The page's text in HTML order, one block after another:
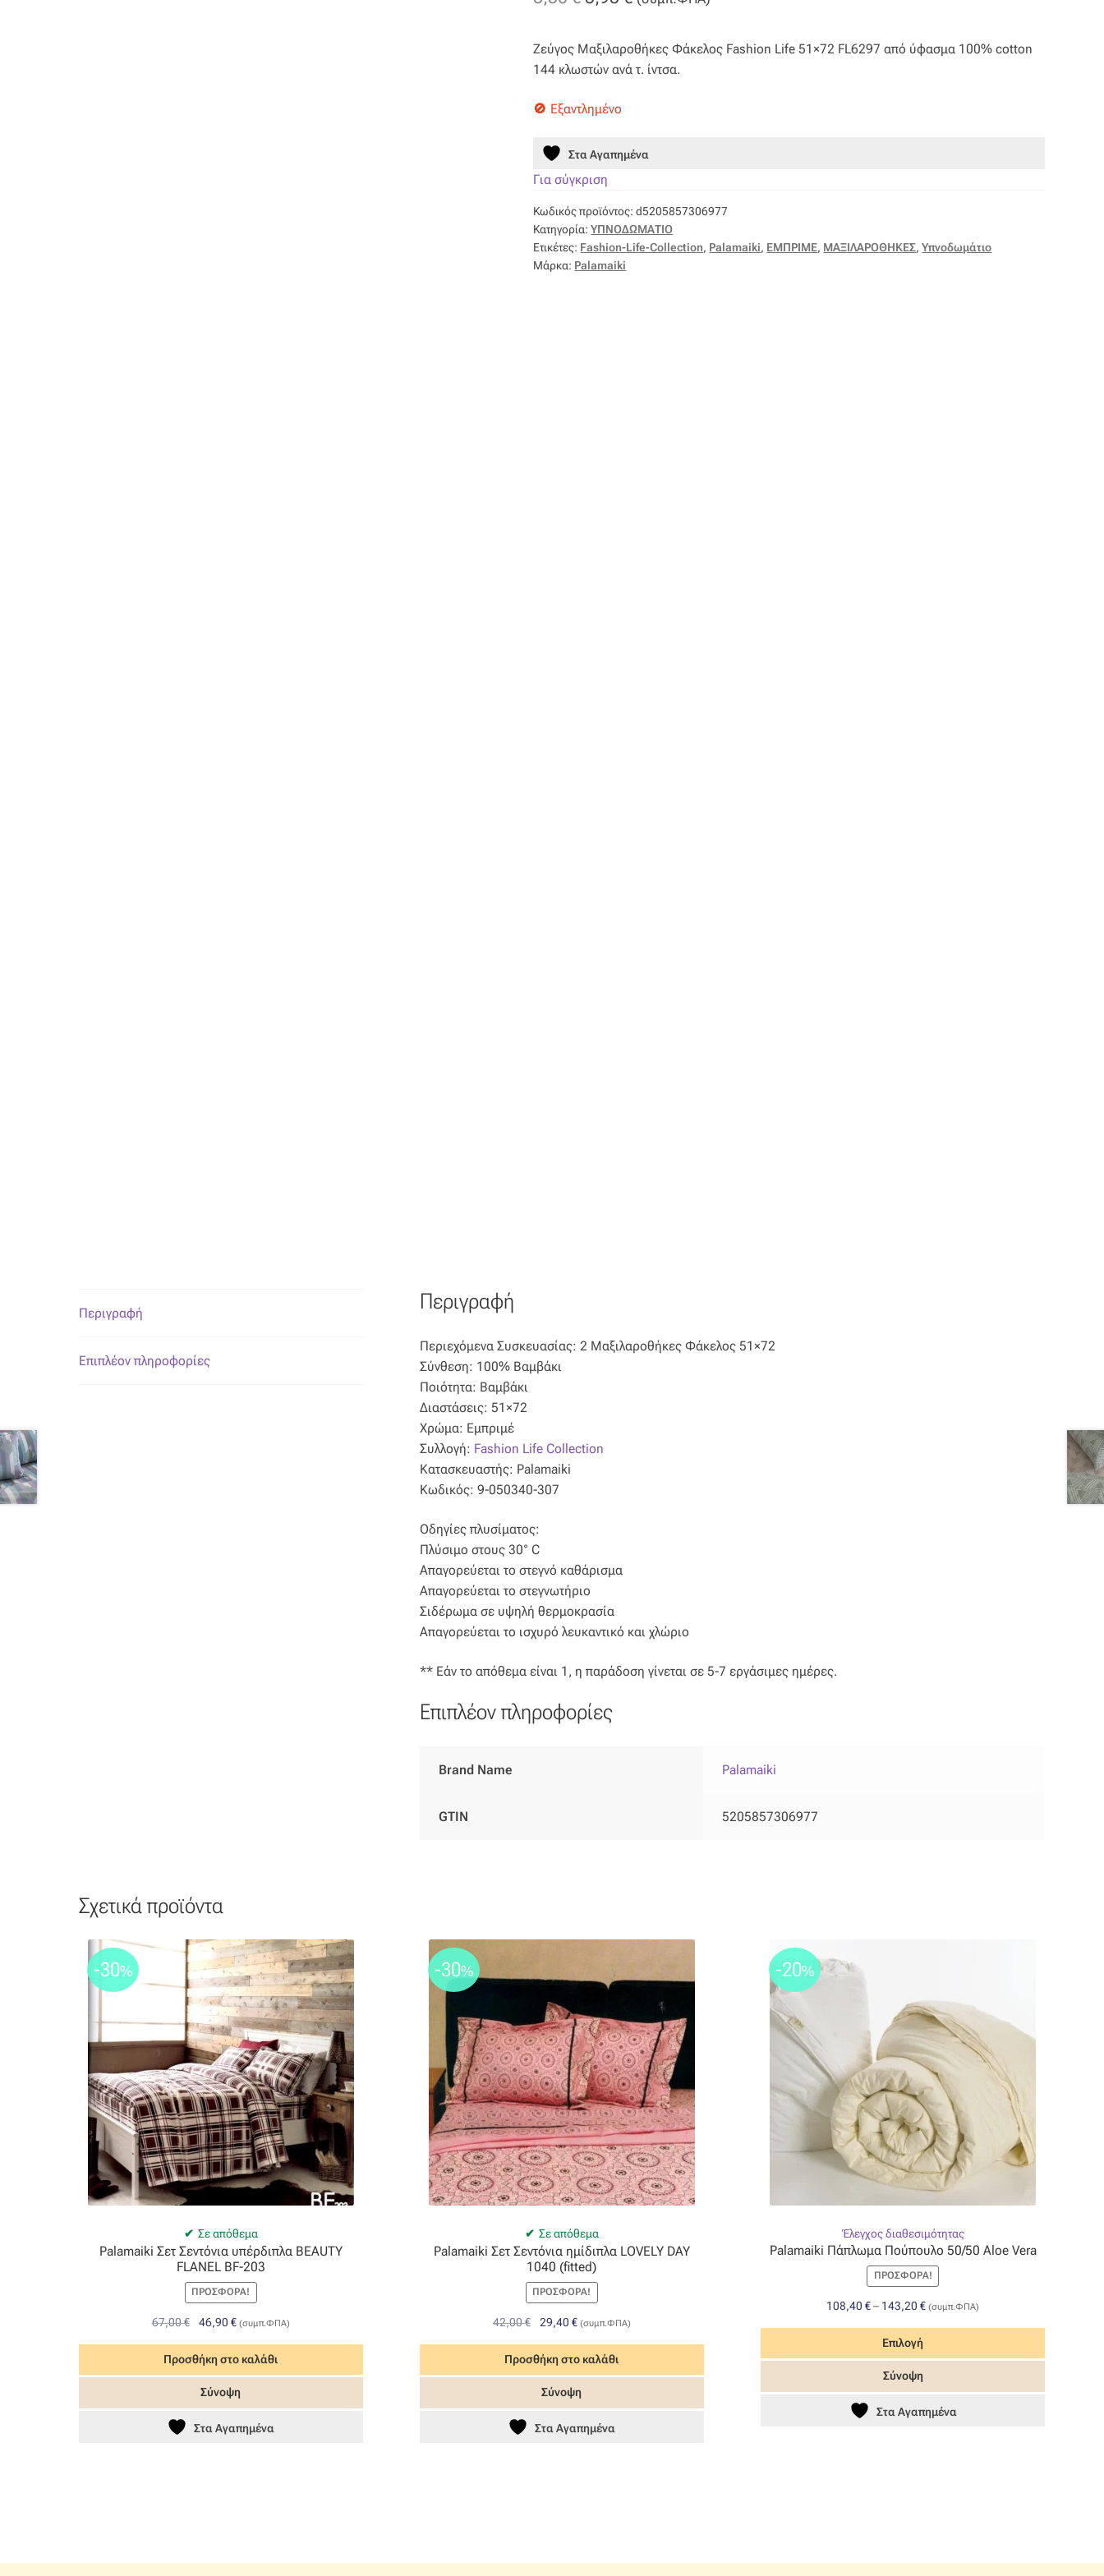
was: τιμή
Ζεύγος Μαξιλαροθήκες Φάκελος Fashion Life 51×72 FL6297 από ύφασμα 100% cotton
144 κλωστών ανά τ. ίντσα.
Εξαντλημένο
Στα Αγαπημένα
Για σύγκριση
Κωδικός προϊόντος:d5205857306977
Κατηγορία:ΥΠΝΟΔΩΜΑΤΙΟ
Ετικέτες: Fashion-Life-Collection, Palamaiki, ΕΜΠΡΙΜΕ, ΜΑΞΙΛΑΡΟΘΗΚΕΣ,Υπνοδωμάτιο
Μάρκα: Palamaiki
Περιγραφή
Επιπλέον πληροφορίες
Περιγραφή
Περιεχόμενα Συσκευασίας: 2 Μαξιλαροθήκες Φάκελος 51×72
Σύνθεση: 100% Βαμβάκι
Ποιότητα: Βαμβάκι
Διαστάσεις: 51×72
Χρώμα: Εμπριμέ
Συλλογή: Fashion Life Collection
Κατασκευαστής: Palamaiki
Κωδικός: 9-050340-307
Οδηγίες πλυσίματος:
Πλύσιμο στους 30° C
Απαγορεύεται το στεγνό καθάρισμα
Απαγορεύεται το στεγνωτήριο
Σιδέρωμα σε υψηλή θερμοκρασία
Απαγορεύεται το ισχυρό λευκαντικό και χλώριο
** Εάν το απόθεμα είναι 1, η παράδοση γίνεται σε 5-7 εργάσιμες ημέρες.
Επιπλέον πληροφορίες
Brand Name Palamaiki
GTIN 5205857306977
Σχετικά προϊόντα
Σε απόθεμα
-30%
Palamaiki Σετ Σεντόνια υπέρδιπλα BEAUTY
FLANEL BF-203
ΠΡΟΣΦΟΡΆ!
67,00€
Original
was:
67,00 €.
46,90€Η
τιμή
είναι:
46,90 €.
(συμπ.ΦΠΑ)
Προσθήκη στο καλάθι
Σύνοψη
Στα Αγαπημένα
Σε απόθεμα
-30%
Palamaiki Σετ Σεντόνια ημίδιπλα LOVELY DAY
1040 (fitted)
ΠΡΟΣΦΟΡΆ!
42,00€
Original
was:
42,00 €.
29,40€Η
τιμή
είναι:
29,40 €.
(συμπ.ΦΠΑ)
Προσθήκη στο καλάθι
Σύνοψη
Στα Αγαπημένα
Έλεγχος διαθεσιμότητας
-20%
Palamaiki Πάπλωμα Πούπουλο 50/50 Aloe Vera
ΠΡΟΣΦΟΡΆ!
108,40€– 143,20€Price
through
(συμπ.ΦΠΑ)
Επιλογή
Σύνοψη
Στα Αγαπημένα